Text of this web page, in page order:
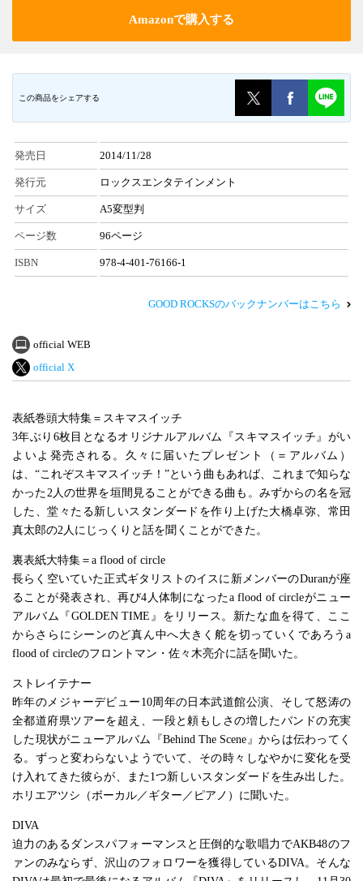
Amazonで購入する
この商品をシェアする
発売日 2014/11/28
発行元 ロックスエンタテインメント
サイズ A5変型判
ページ数 96ページ
ISBN 978-4-401-76166-1
GOOD ROCKSのバックナンバーはこちら
official WEB
official X
表紙巻頭大特集＝スキマスイッチ
3年ぶり6枚目となるオリジナルアルバム『スキマスイッチ』がい
よいよ発売される。久々に届いたプレゼント（＝アルバム）
は、“これぞスキマスイッチ！”という曲もあれば、これまで知らな
かった2人の世界を垣間見ることができる曲も。みずからの名を冠
した、堂々たる新しいスタンダードを作り上げた大橋卓弥、常田
真太郎の2人にじっくりと話を聞くことができた。
裏表紙大特集＝a flood of circle
長らく空いていた正式ギタリストのイスに新メンバーのDuranが座
ることが発表され、再び4人体制になったa flood of circleがニュー
アルバム『GOLDEN TIME』をリリース。新たな血を得て、ここ
からさらにシーンのど真ん中へ大きく舵を切っていくであろうa
flood of circleのフロントマン・佐々木亮介に話を聞いた。
ストレイテナー
昨年のメジャーデビュー10周年の日本武道館公演、そして怒涛の
全都道府県ツアーを超え、一段と頼もしさの増したバンドの充実
した現状がニューアルバム『Behind The Scene』からは伝わってく
る。ずっと変わらないようでいて、その時々しなやかに変化を受
け入れてきた彼らが、また1つ新しいスタンダードを生み出した。
ホリエアツシ（ボーカル／ギター／ピアノ）に聞いた。
DIVA
迫力のあるダンスパフォーマンスと圧倒的な歌唱力でAKB48のフ
ァンのみならず、沢山のフォロワーを獲得しているDIVA。そんな